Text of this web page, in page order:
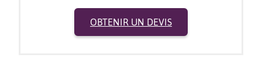
OBTENIR UN DEVIS